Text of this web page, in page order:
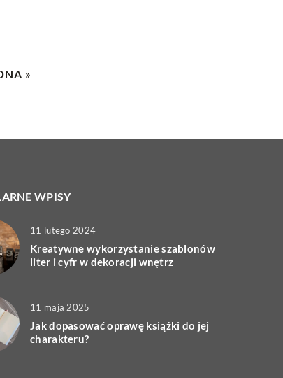
»
WPISY
11 lutego 2024
Kreatywne wykorzystanie szablonów
liter i cyfr w dekoracji wnętrz
11 maja 2025
Jak dopasować oprawę książki do jej
charakteru?